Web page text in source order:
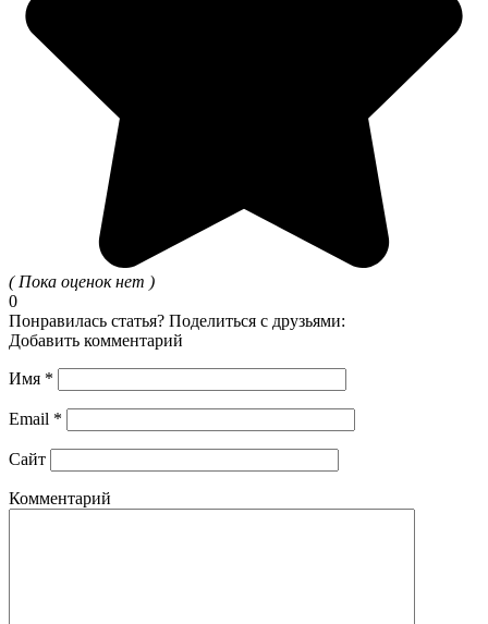
( Пока оценок нет )
0
Понравилась статья? Поделиться с друзьями:
Добавить комментарий
Имя *
Email *
Сайт
Комментарий